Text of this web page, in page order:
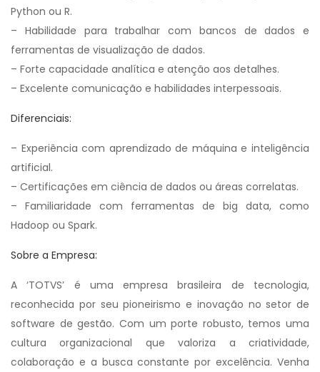
Python ou R.
– Habilidade para trabalhar com bancos de dados e
ferramentas de visualização de dados.
– Forte capacidade analítica e atenção aos detalhes.
– Excelente comunicação e habilidades interpessoais.
Diferenciais:
– Experiência com aprendizado de máquina e inteligência
artificial.
– Certificações em ciência de dados ou áreas correlatas.
– Familiaridade com ferramentas de big data, como
Hadoop ou Spark.
Sobre a Empresa:
A ‘TOTVS’ é uma empresa brasileira de tecnologia,
reconhecida por seu pioneirismo e inovação no setor de
software de gestão. Com um porte robusto, temos uma
cultura organizacional que valoriza a criatividade,
colaboração e a busca constante por excelência. Venha